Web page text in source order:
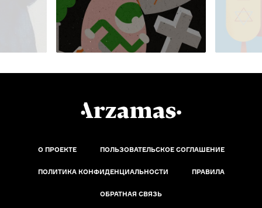
О ПРОЕКТЕ ПОЛЬЗОВАТЕЛЬСКОЕ СОГЛАШЕНИЕ
ПОЛИТИКА КОНФИДЕНЦИАЛЬНОСТИ ПРАВИЛА
ОБРАТНАЯ СВЯЗЬ